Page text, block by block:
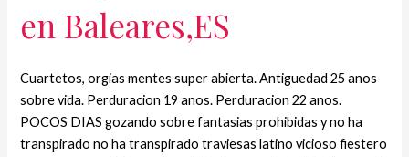
en Baleares,ES
Cuartetos, orgias mentes super abierta. Antiguedad 25 anos
sobre vida. Perduracion 19 anos. Perduracion 22 anos.
POCOS DIAS gozando sobre fantasias prohibidas y no ha
transpirado no ha transpirado traviesas latino vicioso fiestero